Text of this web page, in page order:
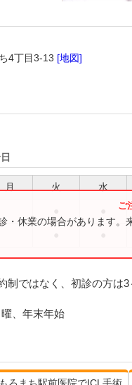
4丁目3-13 [地図]
月 火 水
・休業の場合があります。
制ではなく、初診の方は
、年末年始